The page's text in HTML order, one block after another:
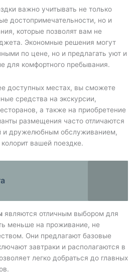
важно учитывать не только
достопримечательности, но и
которые позволят вам не
Экономные решения могут
по цене, но и предлагать уют и
для комфортного пребывания.
доступных местах, вы сможете
средства на экскурсии,
а также на приобретение
размещения часто отличаются
и дружелюбным обслуживанием,
вашей поездке.
являются отличным выбором для
меньше на проживание, не
Они предлагают базовые
завтраки и располагаются в
легко добраться до главных